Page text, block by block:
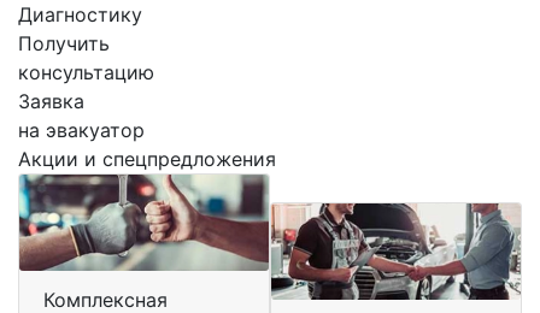
Диагностику
Получить
консультацию
Заявка
на эвакуатор
Акции и спецпредложения
Комплексная